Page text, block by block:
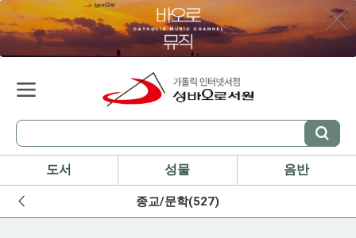
도서 성물 음반
종교/문학(527)